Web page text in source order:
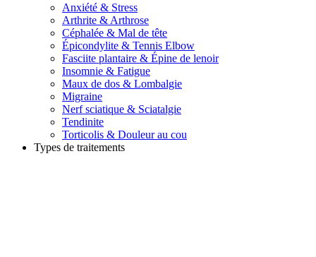
Anxiété & Stress
Arthrite & Arthrose
Céphalée & Mal de tête
Épicondylite & Tennis Elbow
Fasciite plantaire & Épine de lenoir
Insomnie & Fatigue
Maux de dos & Lombalgie
Migraine
Nerf sciatique & Sciatalgie
Tendinite
Torticolis & Douleur au cou
Types de traitements